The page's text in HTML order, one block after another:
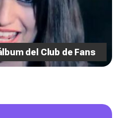
- el álbum del Club de Fans